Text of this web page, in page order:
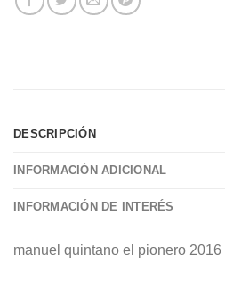
DESCRIPCIÓN
INFORMACIÓN ADICIONAL
INFORMACIÓN DE INTERÉS
manuel quintano el pionero 2016